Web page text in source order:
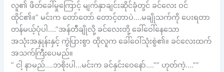
လူ၏ ဖိတ်ခေါ်မှုကြောင့် မျက်နှာချင်းဆိုင်ခုံတွင် ခင်လေး ဝင်
ထိုင်၏။” မင်းက တော်တော် တောင့်တာပဲ….မချိုသက်ကို ပေးရတာ
တန်မယ့်ပုံပါ….”အန်တီချိုလို့ ခင်လေးတို့ ခေါ်ဝေါ်နေသော
အသုံးအနှုန်းနှင့် ကွဲပြားစွာ ထိုလူက ခေါ်ဝေါ်သုံးစွဲ၏။ ခင်လေးထက်
အသက်ကြီးပေမည်။
” ငါ့ နာမည်….ဘစိုးပါ…မင်းက ခင်နှင်းဝေနော်….”” ဟုတ်ကဲ့….””